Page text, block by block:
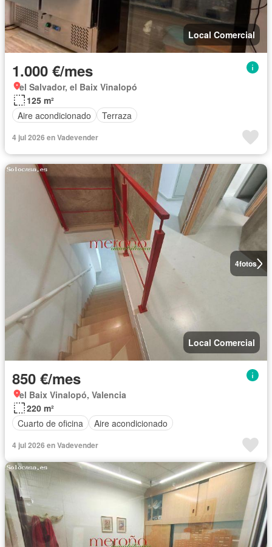
Local Comercial
1.000 €/mes
el Salvador, el Baix Vinalopó
125 m²
Aire acondicionado
Terraza
4 jul 2026 en Vadevender
4fotos
Local Comercial
850 €/mes
el Baix Vinalopó, Valencia
220 m²
Cuarto de oficina
Aire acondicionado
4 jul 2026 en Vadevender